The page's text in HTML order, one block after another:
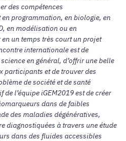
des compétences
programmation, en biologie, en
en modélisation ou en
un temps très court un projet
internationale est de
en général, d’offrir une belle
participants et de trouver des
de société et de santé
de l’équipe iGEM2019 est de créer
dans de faibles
des maladies dégénératives,
diagnostiquées à travers une étude
dans des fluides accessibles